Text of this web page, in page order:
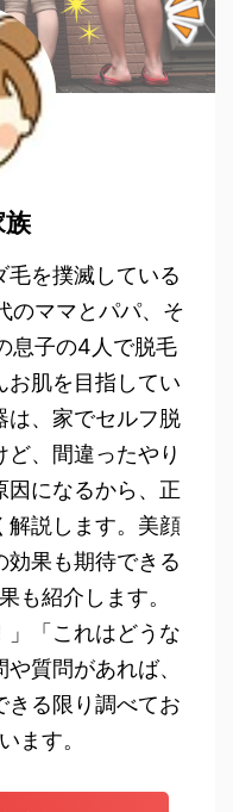
族
毛を撲滅している
のママとパパ、そ
息子の4人で脱毛
お肌を目指してい
は、家でセルフ脱
、間違ったやり
因になるから、正
解説します。美顔
効果も期待できる
も紹介します。
」「これはどうな
質問があれば、
きる限り調べてお
ます。